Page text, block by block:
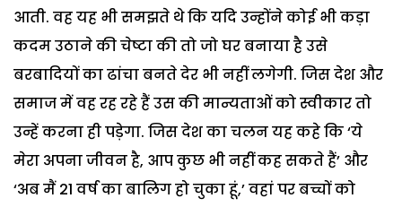
आती. वह यह भी समझते थे कि यदि उन्होंने कोई भी कड़ा
कदम उठाने की चेष्टा की तो जो घर बनाया है उसे
बरबादियों का ढांचा बनते देर भी नहीं लगेगी. जिस देश और
समाज में वह रह रहे हैं उस की मान्यताओं को स्वीकार तो
उन्हें करना ही पड़ेगा. जिस देश का चलन यह कहे कि ‘ये
मेरा अपना जीवन है, आप कुछ भी नहीं कह सकते हैं’ और
‘अब मैं 21 वर्ष का बालिग हो चुका हूं,’ वहां पर बच्चों को